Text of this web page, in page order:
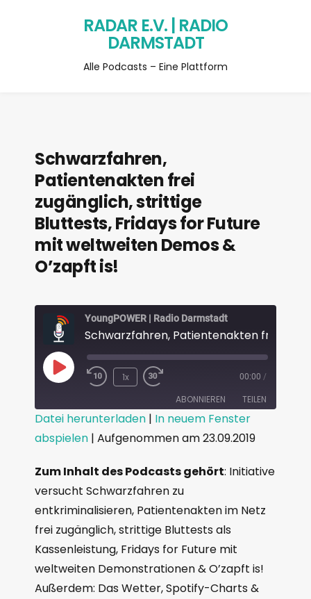
RADAR E.V. | RADIO
DARMSTADT
Alle Podcasts – Eine Plattform
Schwarzfahren,
Patientenakten frei
zugänglich, strittige
Bluttests, Fridays for Future
mit weltweiten Demos &
O’zapft is!
YoungPOWER | Radio Darmstadt
1x 00:00 /
ABONNIEREN TEILEN
RSS FEED
TEILEN
LINK
EMBED
Datei herunterladen | In neuem Fenster
abspielen | Aufgenommen am 23.09.2019
Zum Inhalt des Podcasts gehört: Initiative
versucht Schwarzfahren zu
entkriminalisieren, Patientenakten im Netz
frei zugänglich, strittige Bluttests als
Kassenleistung, Fridays for Future mit
weltweiten Demonstrationen & O’zapft is!
Außerdem: Das Wetter, Spotify-Charts &